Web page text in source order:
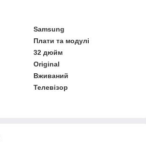
Samsung
Плати та модулі
32 дюйм
Original
Вживаний
Телевізор